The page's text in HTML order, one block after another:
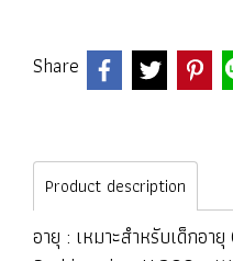
Share
Product description
อายุ : เหมาะสำหรับเด็กอา